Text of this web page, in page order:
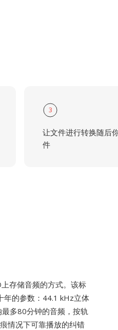
3
让文件进行转换随后
件
存储音频的方式。该标
年的参数：44.1 kHz立体
多80分钟的音频，按轨
情况下可靠播放的纠错